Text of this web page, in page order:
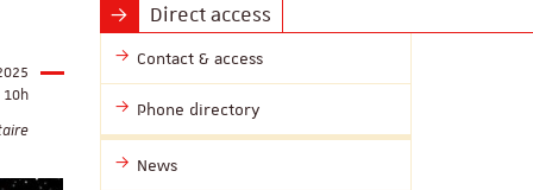
10h
Direct access
Contact & access
Phone directory
News